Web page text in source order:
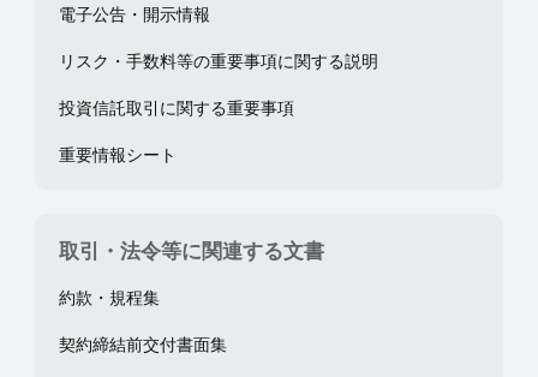
電子公告・開示情報
リスク・手数料等の重要事項に関する説明
投資信託取引に関する重要事項
重要情報シート
取引・法令等に関連する文書
約款・規程集
契約締結前交付書面集